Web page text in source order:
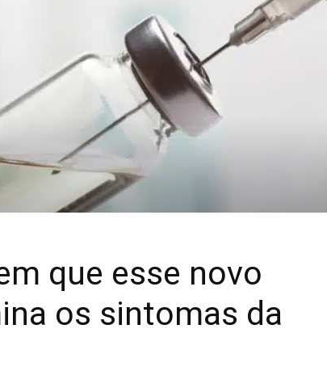
Mais
que esse novo
os sintomas da